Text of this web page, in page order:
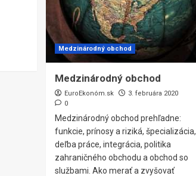
Medzinárodný obchod
Medzinárodný obchod
EuroEkonóm.sk
3. februára 2020
0
Medzinárodný obchod prehľadne:
funkcie, prínosy a riziká, špecializácia,
deľba práce, integrácia, politika
zahraničného obchodu a obchod so
službami. Ako merať a zvyšovať